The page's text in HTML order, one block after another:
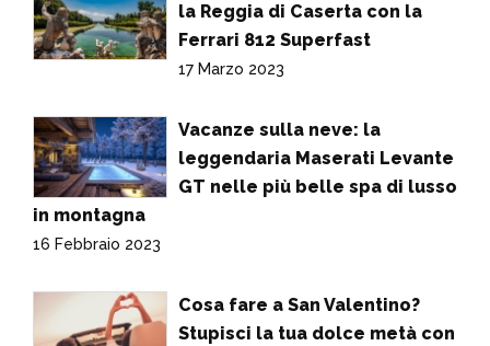
la Reggia di Caserta con la
Ferrari 812 Superfast
17 Marzo 2023
Vacanze sulla neve: la
leggendaria Maserati Levante
GT nelle più belle spa di lusso
in montagna
16 Febbraio 2023
Cosa fare a San Valentino?
Stupisci la tua dolce metà con